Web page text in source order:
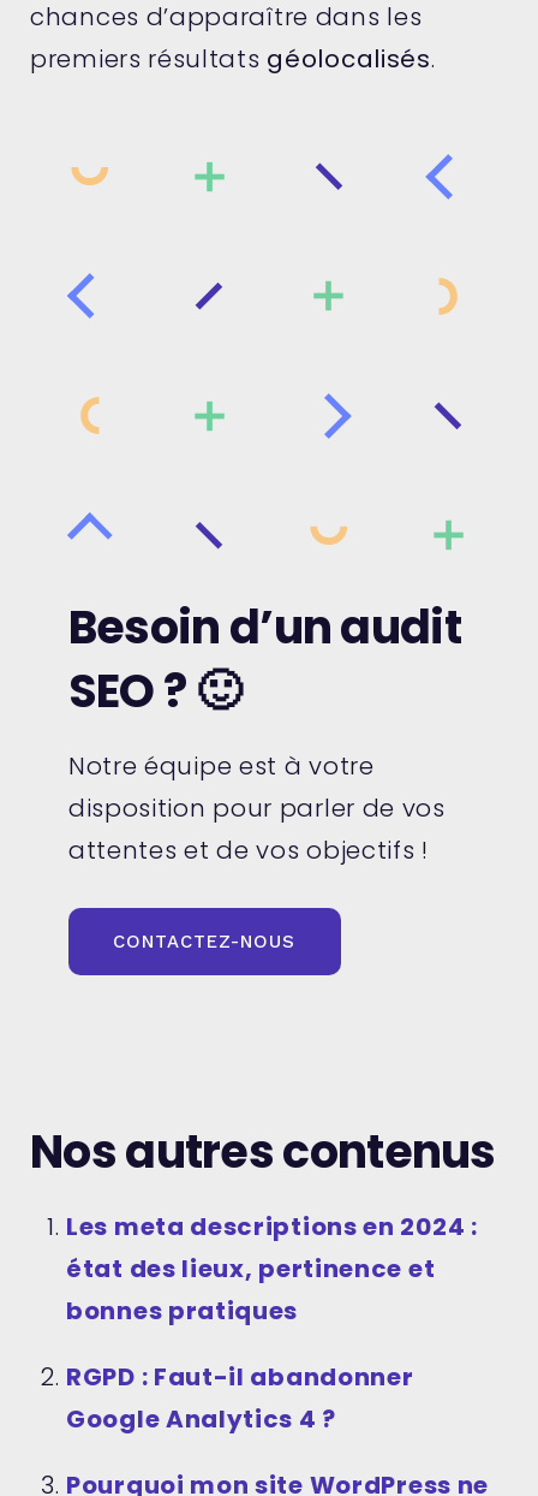
chances d’apparaître dans les
premiers résultats géolocalisés.
Besoin d’un audit
SEO ? 🙂
Notre équipe est à votre
disposition pour parler de vos
attentes et de vos objectifs !
CONTACTEZ-NOUS
Nos autres contenus
Les meta descriptions en 2024 :
état des lieux, pertinence et
bonnes pratiques
RGPD : Faut-il abandonner
Google Analytics 4 ?
Pourquoi mon site WordPress ne